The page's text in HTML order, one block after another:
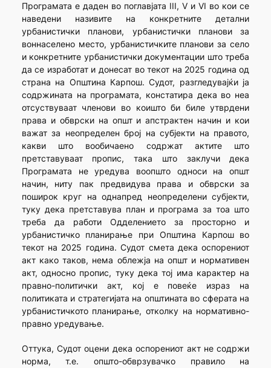
Програмата е даден во поглавјата III, V и VI во кои се
наведени називите на конкретните детални
урбанистички планови, урбанистички планови за
воннаселено место, урбанистичките планови за село
и конкретните урбанистички документации што треба
да се изработат и донесат во текот на 2025 година од
страна на Општина Карпош. Судот, разгледувајќи ја
содржината на програмата, констатира дека во неа
отсуствуваат членови во коишто би биле утврдени
права и обврски на општ и апстрактен начин и кои
важат за неопределен број на субјекти на правото,
какви што вообичаено содржат актите што
претставуваат пропис, така што заклучи дека
Програмата не уредува воопшто односи на општ
начин, ниту пак предвидува права и обврски за
поширок круг на однапред неопределени субјекти,
туку дека претставува план и програма за тоа што
треба да работи Одделението за просторно и
урбанистичко планирање при Општина Карпош во
текот на 2025 година. Судот смета дека оспорениот
акт како таков, нема облежја на општ и нормативен
акт, односно пропис, туку дека тој има карактер на
правно-политички акт, кој е повеќе израз на
политиката и стратегијата на општината во сферата на
урбанистичкото планирање, отколку на нормативно-
правно уредување.
Оттука, Судот оцени дека оспорениот акт не содржи
норма, т.е. општо-обврзувачко правило на